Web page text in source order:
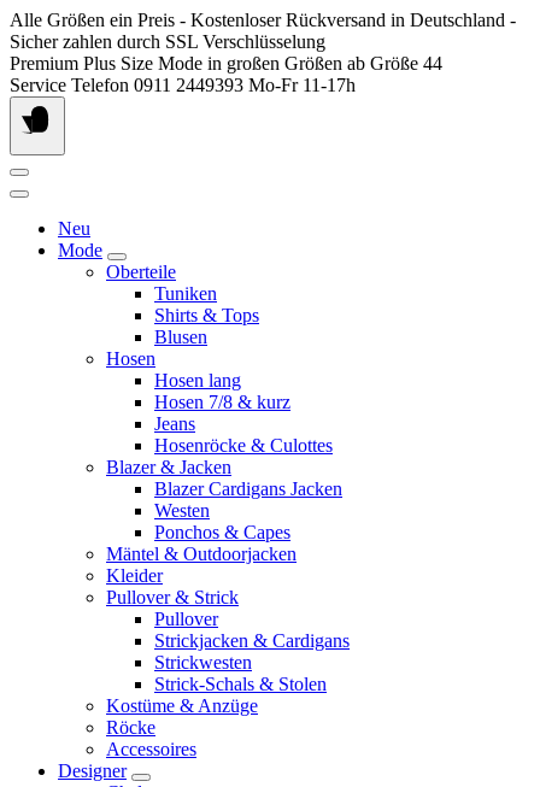
Springen
Sie
zum
Inhalt
Alle Größen ein Preis - Kostenloser Rückversand in Deutschland -
Sicher zahlen durch SSL Verschlüsselung
Premium Plus Size Mode in großen Größen ab Größe 44
Service Telefon 0911 2449393 Mo-Fr 11-17h
Neu
Mode
Oberteile
Tuniken
Shirts & Tops
Blusen
Hosen
Hosen lang
Hosen 7/8 & kurz
Jeans
Hosenröcke & Culottes
Blazer & Jacken
Blazer Cardigans Jacken
Westen
Ponchos & Capes
Mäntel & Outdoorjacken
Kleider
Pullover & Strick
Pullover
Strickjacken & Cardigans
Strickwesten
Strick-Schals & Stolen
Kostüme & Anzüge
Röcke
Accessoires
Designer